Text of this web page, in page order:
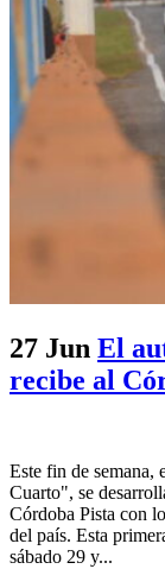
27 Jun El
recibe al
Este fin de semana,
Cuarto", se
Córdoba Pista con
del país. Esta
sábado 29 y...